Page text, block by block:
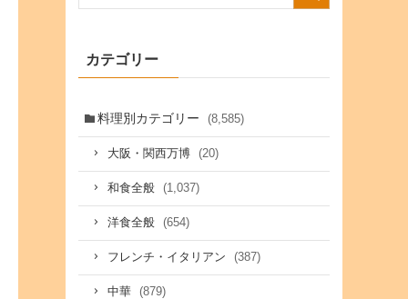
カテゴリー
料理別カテゴリー (8,585)
大阪・関西万博 (20)
和食全般 (1,037)
洋食全般 (654)
フレンチ・イタリアン (387)
中華 (879)